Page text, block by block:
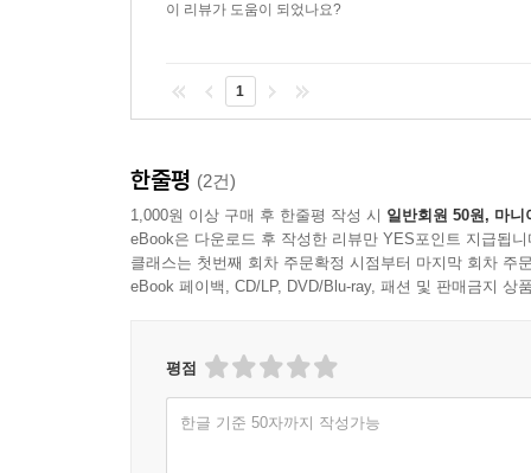
이 리뷰가 도움이 되었나요?
1
한줄평 (2건)
1,000원 이상 구매 후 한줄평 작성 시 일반회원 50원, 마니
eBook은 다운로드 후 작성한 리뷰만 YES포인트 지급됩니
클래스는 첫번째 회차 주문확정 시점부터 마지막 회차 주
eBook 페이백, CD/LP, DVD/Blu-ray, 패션 및 판매금지 상
평점
한글 기준 50자까지 작성가능